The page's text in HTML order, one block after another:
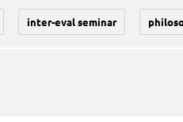
inter-eval seminar